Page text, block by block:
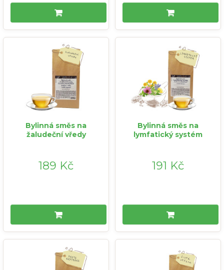
Bylinná směs na
žaludeční vředy
189 Kč
Bylinná směs na
lymfatický systém
191 Kč